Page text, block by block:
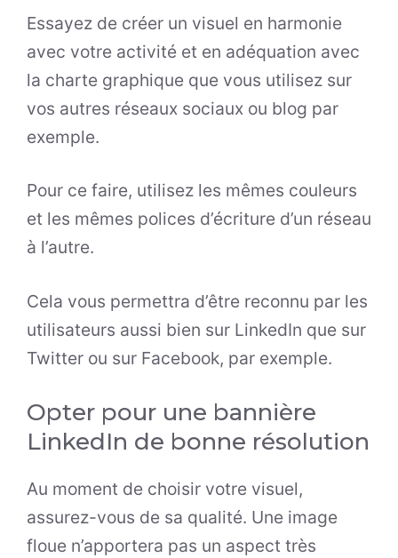
Essayez de créer un visuel en harmonie
avec votre activité et en adéquation avec
la charte graphique que vous utilisez sur
vos autres réseaux sociaux ou blog par
exemple.
Pour ce faire, utilisez les mêmes couleurs
et les mêmes polices d’écriture d’un réseau
à l’autre.
Cela vous permettra d’être reconnu par les
utilisateurs aussi bien sur LinkedIn que sur
Twitter ou sur Facebook, par exemple.
Opter pour une bannière
LinkedIn de bonne résolution
Au moment de choisir votre visuel,
assurez-vous de sa qualité. Une image
floue n’apportera pas un aspect très